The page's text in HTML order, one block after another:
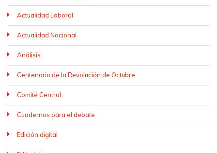
Actualidad Laboral
Actualidad Nacional
Análisis
Centenario de la Revolución de Octubre
Comité Central
Cuadernos para el debate
Edición digital